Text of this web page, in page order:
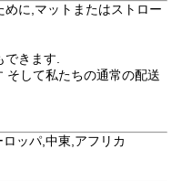
に,マットまたはストロー
きます.
そして私たちの通常の配送
ッパ,中東,アフリカ